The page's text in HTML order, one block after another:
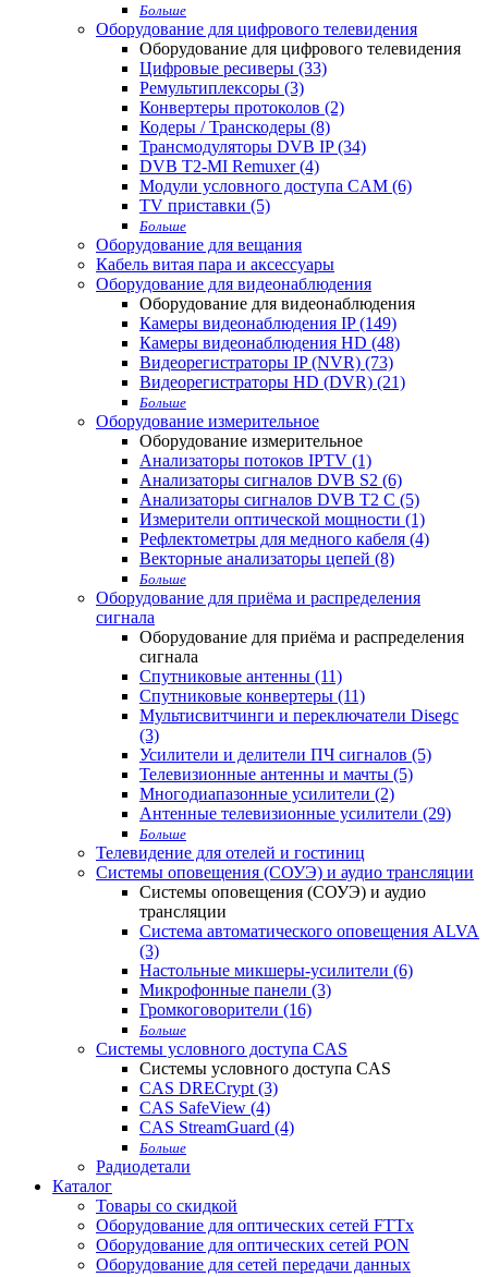
Больше
Оборудование для цифрового телевидения
Оборудование для цифрового телевидения
Цифровые ресиверы (33)
Ремультиплексоры (3)
Конвертеры протоколов (2)
Кодеры / Транскодеры (8)
Трансмодуляторы DVB IP (34)
DVB T2-MI Remuxer (4)
Модули условного доступа CAM (6)
TV приставки (5)
Больше
Оборудование для вещания
Кабель витая пара и аксессуары
Оборудование для видеонаблюдения
Оборудование для видеонаблюдения
Камеры видеонаблюдения IP (149)
Камеры видеонаблюдения HD (48)
Видеорегистраторы IP (NVR) (73)
Видеорегистраторы HD (DVR) (21)
Больше
Оборудование измерительное
Оборудование измерительное
Анализаторы потоков IPTV (1)
Анализаторы сигналов DVB S2 (6)
Анализаторы сигналов DVB T2 С (5)
Измерители оптической мощности (1)
Рефлектометры для медного кабеля (4)
Векторные анализаторы цепей (8)
Больше
Оборудование для приёма и распределения
сигнала
Оборудование для приёма и распределения
сигнала
Спутниковые антенны (11)
Спутниковые конвертеры (11)
Мультисвитчинги и переключатели Disegc
(3)
Усилители и делители ПЧ сигналов (5)
Телевизионные антенны и мачты (5)
Многодиапазонные усилители (2)
Антенные телевизионные усилители (29)
Больше
Телевидение для отелей и гостиниц
Системы оповещения (СОУЭ) и аудио трансляции
Системы оповещения (СОУЭ) и аудио
трансляции
Система автоматического оповещения ALVA
(3)
Настольные микшеры-усилители (6)
Микрофонные панели (3)
Громкоговорители (16)
Больше
Системы условного доступа CAS
Системы условного доступа CAS
CAS DRECrypt (3)
CAS SafeView (4)
CAS StreamGuard (4)
Больше
Радиодетали
Каталог
Товары со скидкой
Оборудование для оптических сетей FTTx
Оборудование для оптических сетей PON
Оборудование для сетей передачи данных